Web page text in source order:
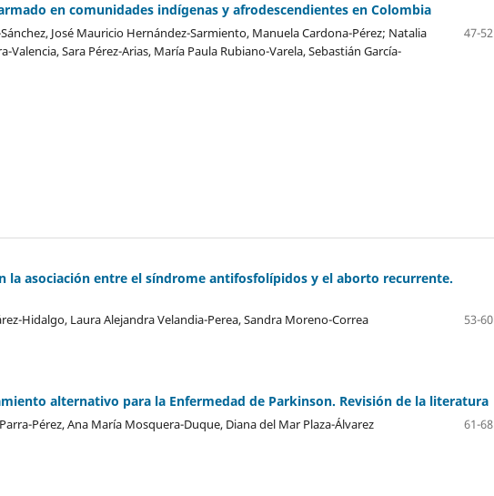
en comunidades indígenas y afrodescendientes en Colombia
José Mauricio Hernández-Sarmiento, Manuela Cardona-Pérez; Natalia
Sara Pérez-Arias, María Paula Rubiano-Varela, Sebastián García-
47-52
la asociación entre el síndrome antifosfolípidos y el aborto recurrente.
Hidalgo, Laura Alejandra Velandia-Perea, Sandra Moreno-Correa
53-60
alternativo para la Enfermedad de Parkinson. Revisión de la literatura
Pérez, Ana María Mosquera-Duque, Diana del Mar Plaza-Álvarez
61-68